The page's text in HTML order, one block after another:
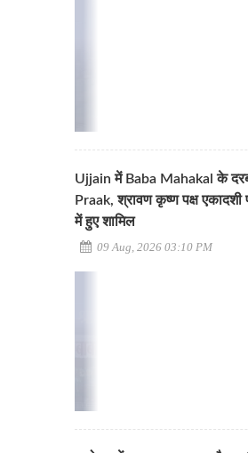
Ujjain में Baba Mahakal के
Praak, श्रावण कृष्ण पक्ष
में हुए शामिल
09 Aug, 2026 03:10 PM